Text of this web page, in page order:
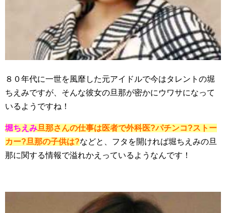
８０年代に一世を風靡した元アイドルで今はタレントの堀
ちえみですが、そんな彼女の旦那が密かにウワサになって
いるようですね！
堀ちえみ旦那さんの仕事は医者で外科医?パチンコ?ストー
カー?旦那の子供は?などと、フタを開ければ堀ちえみの旦
那に関する情報で溢れかえっているようなんです！